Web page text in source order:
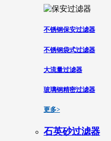
不锈钢保安过滤器
不锈钢袋式过滤器
大流量过滤器
玻璃钢精密过滤器
更多>
石英砂过滤器